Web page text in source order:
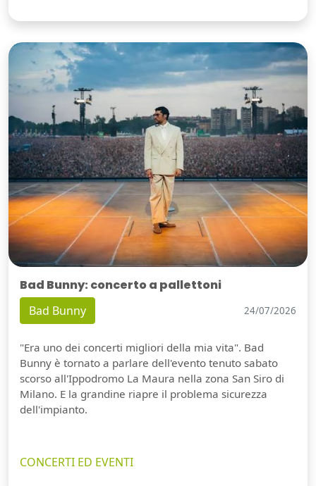
Bad Bunny: concerto a pallettoni
Bad Bunny 24/07/2026
"Era uno dei concerti migliori della mia vita". Bad
Bunny è tornato a parlare dell'evento tenuto sabato
scorso all'Ippodromo La Maura nella zona San Siro di
Milano. E la grandine riapre il problema sicurezza
dell'impianto.
CONCERTI ED EVENTI